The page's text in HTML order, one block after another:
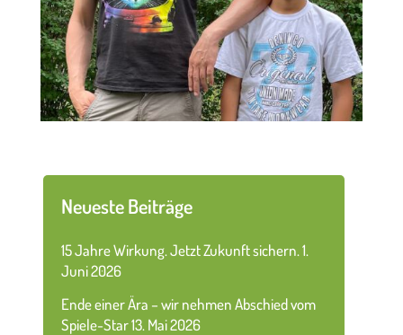
Neueste Beiträge
15 Jahre Wirkung. Jetzt Zukunft sichern.1.
Juni 2026
Ende einer Ära – wir nehmen Abschied vom
Spiele-Star13. Mai 2026